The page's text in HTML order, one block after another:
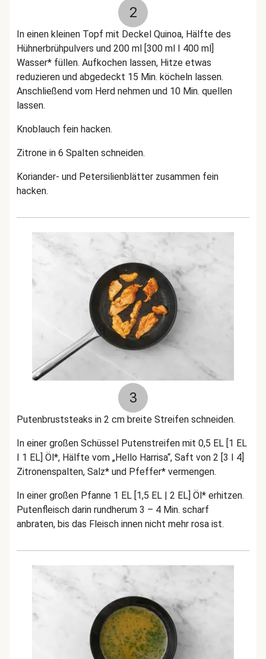
2
In einen kleinen Topf mit Deckel Quinoa, Hälfte des
Hühnerbrühpulvers und 200 ml [300 ml I 400 ml]
Wasser* füllen. Aufkochen lassen, Hitze etwas
reduzieren und abgedeckt 15 Min. köcheln lassen.
Anschließend vom Herd nehmen und 10 Min. quellen
lassen.
Knoblauch fein hacken.
Zitrone in 6 Spalten schneiden.
Koriander- und Petersilienblätter zusammen fein
hacken.
3
Putenbruststeaks in 2 cm breite Streifen schneiden.
In einer großen Schüssel Putenstreifen mit 0,5 EL [1 EL
I 1 EL] Öl*, Hälfte vom „Hello Harrisa“, Saft von 2 [3 I 4]
Zitronenspalten, Salz* und Pfeffer* vermengen.
In einer großen Pfanne 1 EL [1,5 EL | 2 EL] Öl* erhitzen.
Putenfleisch darin rundherum 3 – 4 Min. scharf
anbraten, bis das Fleisch innen nicht mehr rosa ist.